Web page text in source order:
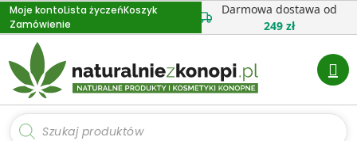
Przejdź
do
treści
Moje kontoLista życzeńKoszyk
Zamówienie
Darmowa dostawa od
249 zł
Wyszukiwarka
produktów